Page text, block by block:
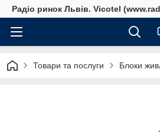
Радіо ринок Львів. Vicotel
Товари та послуги Блоки